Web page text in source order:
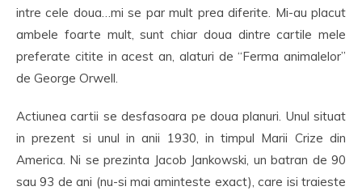
intre cele doua…mi se par mult prea diferite. Mi-au placut
ambele foarte mult, sunt chiar doua dintre cartile mele
preferate citite in acest an, alaturi de “Ferma animalelor”
de George Orwell.
Actiunea cartii se desfasoara pe doua planuri. Unul situat
in prezent si unul in anii 1930, in timpul Marii Crize din
America. Ni se prezinta Jacob Jankowski, un batran de 90
sau 93 de ani (nu-si mai aminteste exact), care isi traieste